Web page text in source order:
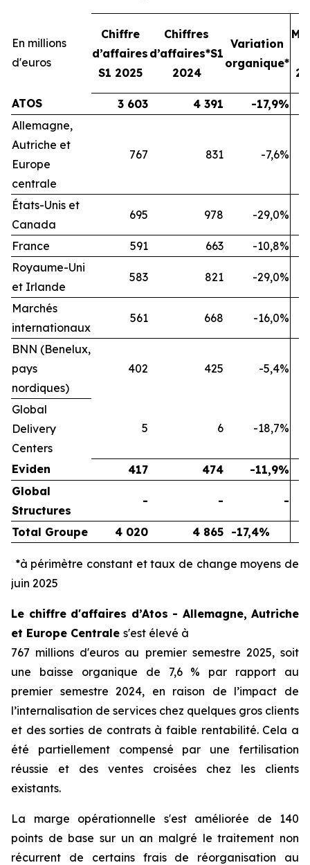
En millions
d'euros
Chiffre
d’affaires
S1 2025
Chiffres
d’affaires*S1
2024
Variation
organique*
ATOS 3 603 4 391 -17,9%
Allemagne,
Autriche et
Europe
centrale
767 831 -7,6%
États-Unis et
Canada
695 978 -29,0%
France 591 663
-10,8%
Royaume-Uni
et Irlande
583 821 -29,0%
Marchés
internationaux
561 668 -16,0%
BNN (Benelux,
pays
nordiques)
402 425 -5,4%
Global
Delivery
Centers
5 6 -18,7%
Eviden 417 474 -11,9%
Global
Structures
- - -
Total Groupe 4 020 4 865 -17,4%
*à périmètre constant et taux de change moyens de
juin 2025
Le chiffre d'affaires d’Atos - Allemagne, Autriche
et Europe Centrale s'est élevé à
767 millions d'euros au premier semestre 2025, soit
une baisse organique de 7,6 % par rapport au
premier semestre 2024, en raison de l’impact de
l’internalisation de services chez quelques gros clients
et des sorties de contrats à faible rentabilité. Cela a
été partiellement compensé par une fertilisation
réussie et des ventes croisées chez les clients
existants.
La marge opérationnelle s'est améliorée de 140
points de base sur un an malgré le traitement non
récurrent de certains frais de réorganisation au